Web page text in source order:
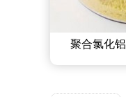
聚合氯化铝